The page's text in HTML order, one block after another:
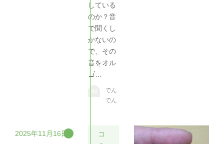
している
のか？音
で聞くし
かないの
で、その
音をオル
ゴ…
でん
でん
2025年11月16日
コ